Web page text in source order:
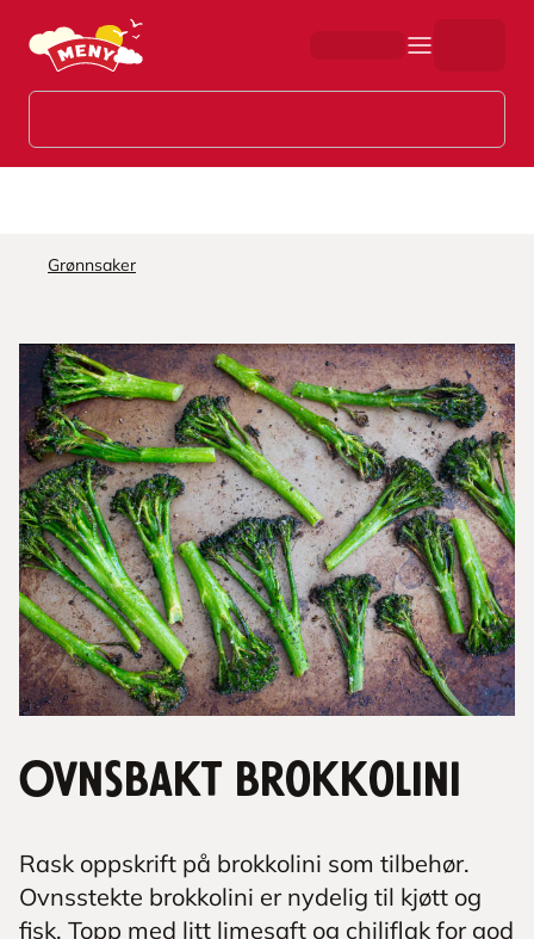
Hopp til hovedinnhold
Grønnsaker
Ovnsbakt brokkolini
Rask oppskrift på brokkolini som tilbehør.
Ovnsstekte brokkolini er nydelig til kjøtt og
fisk. Topp med litt limesaft og chiliflak for god